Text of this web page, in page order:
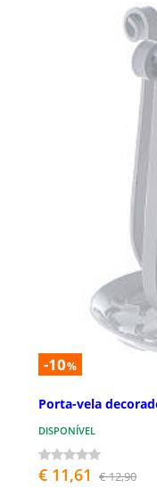
-10%
Porta-vela
DISPONÍVEL
€ 11,61 € 12,90